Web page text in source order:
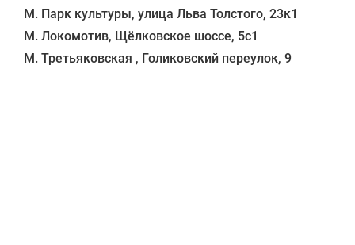
М. Парк культуры, улица Льва Толстого, 23к1
М. Локомотив, Щёлковское шоссе, 5с1